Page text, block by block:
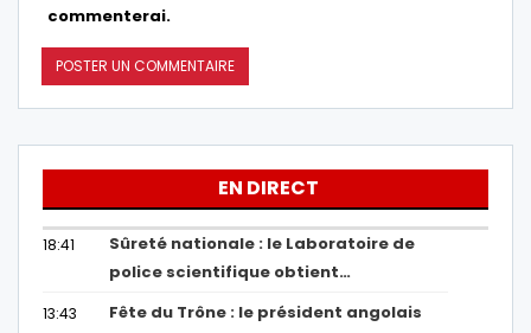
commenterai.
EN DIRECT
18:41
Sûreté nationale : le Laboratoire de
police scientifique obtient…
13:43
Fête du Trône : le président angolais